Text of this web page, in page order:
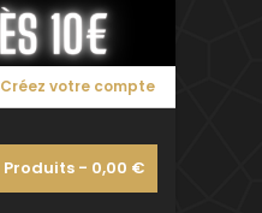
Créez votre compte
Produits - 0,00 €